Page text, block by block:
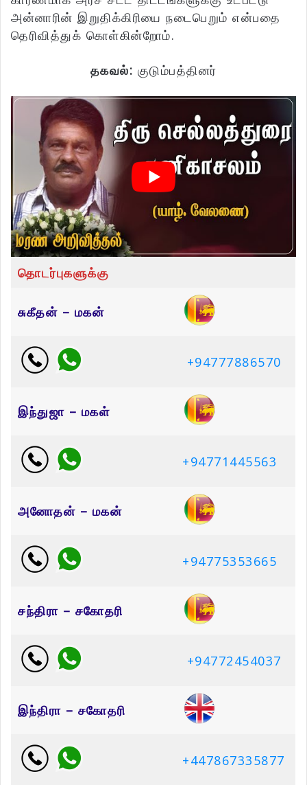
அன்னாரின் இறுதிக்கிரியை நடைபெறும் என்பதை
தெரிவித்துக் கொள்கின்றோம்.
தகவல்: குடும்பத்தினர்
தொடர்புகளுக்கு
சுகீதன் – மகன்
+94777886570
இந்துஜா – மகள்
+94771445563
அனோதன் – மகன்
+94775353665
சந்திரா – சகோதரி
+94772454037
இந்திரா – சகோதரி
+447867335877